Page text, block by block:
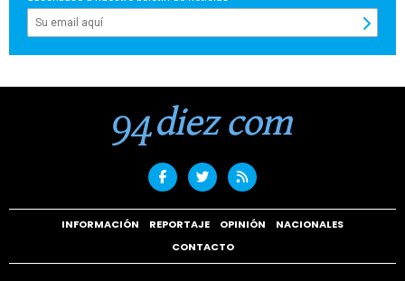
INFORMACIÓN REPORTAJE OPINIÓN
NACIONALES
CONTACTO